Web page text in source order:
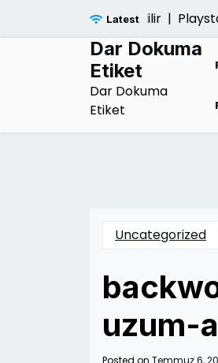
Latest
Nasil Kontrol Edilir |
Dar Dokuma
Etiket
Dar Dokuma
Etiket
Uncategorized
uzum-
Posted on Temmuz 6,